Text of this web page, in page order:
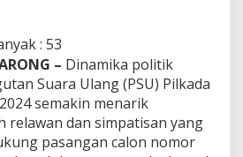
: 53
– Dinamika politik
Suara Ulang (PSU) Pilkada
semakin menarik
relawan dan simpatisan yang
pasangan calon nomor